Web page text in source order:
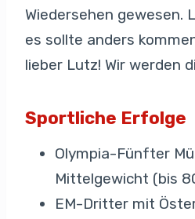
Wiedersehen gewesen.
es sollte anders
lieber Lutz! Wir werden
Sportliche Erfolge
Olympia-Fünfter
Mittelgewicht (bis
EM-Dritter mit